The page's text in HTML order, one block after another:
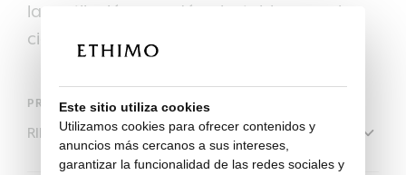
la ventilación y cordón ajustable para el
cierre.
PRODUCTO
Este sitio utiliza cookies
Utilizamos cookies para ofrecer contenidos y
anuncios más cercanos a sus intereses,
garantizar la funcionalidad de las redes sociales y